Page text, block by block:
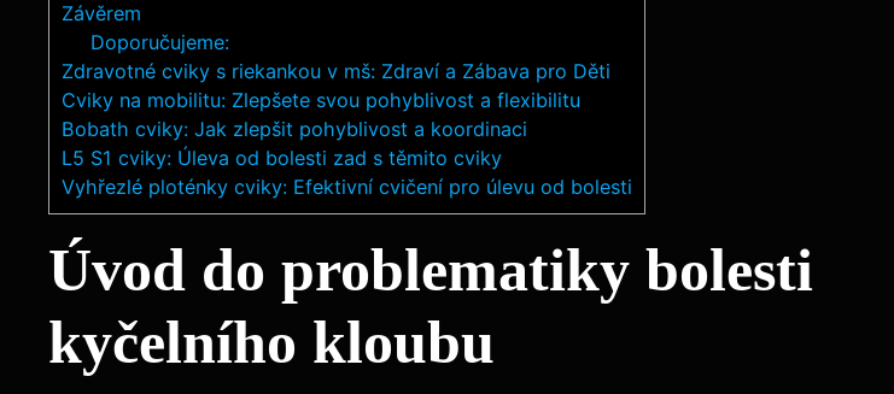
Závěrem
Doporučujeme:
Zdravotné cviky s riekankou v mš: Zdraví a Zábava pro Děti
Cviky na mobilitu: Zlepšete svou pohyblivost a flexibilitu
Bobath cviky: Jak zlepšit pohyblivost a koordinaci
L5 S1 cviky: Úleva od bolesti zad s těmito cviky
Vyhřezlé ploténky cviky: Efektivní cvičení pro úlevu od bolesti
Úvod do ​problematiky bolesti
kyčelního kloubu